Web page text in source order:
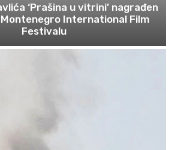
‘Prašina u vitrini’ nagrađen
Montenegro International Film
Festivalu